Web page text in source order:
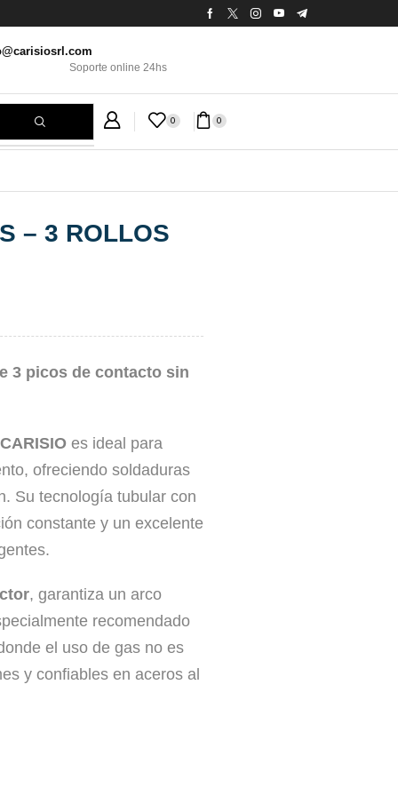
Soporte online 24hs
0 0
– 3 ROLLOS
3 picos de contacto sin
es ideal para
ofreciendo soldaduras
Su tecnología tubular con
constante y un excelente
, garantiza un arco
recomendado
el uso de gas no es
y confiables en aceros al